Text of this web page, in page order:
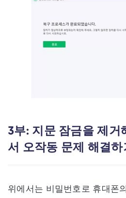
3부: 지문 잠금을 제거
서 오작동 문제 해결하
위에서는 비밀번호로 휴대폰